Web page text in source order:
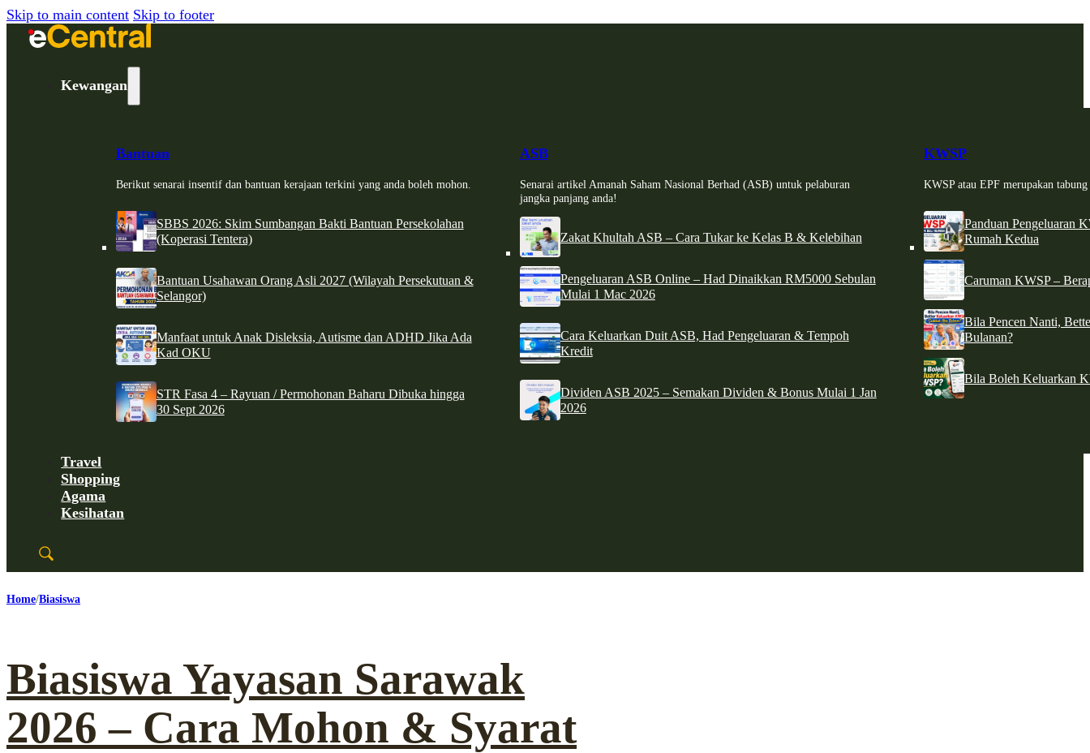
Skip to main content Skip to footer
Kewangan
Bantuan
Berikut senarai insentif dan bantuan kerajaan terkini yang anda boleh mohon.
SBBS 2026: Skim Sumbangan Bakti Bantuan Persekolahan
(Koperasi Tentera)
Bantuan Usahawan Orang Asli 2027 (Wilayah Persekutuan &
Selangor)
Manfaat untuk Anak Disleksia, Autisme dan ADHD Jika Ada
Kad OKU
STR Fasa 4 – Rayuan / Permohonan Baharu Dibuka hingga
30 Sept 2026
ASB
Senarai artikel Amanah Saham Nasional Berhad (ASB) untuk pelaburan
jangka panjang anda!
Zakat Khultah ASB – Cara Tukar ke Kelas B & Kelebihan
Pengeluaran ASB Online – Had Dinaikkan RM5000 Sebulan
Mulai 1 Mac 2026
Cara Keluarkan Duit ASB, Had Pengeluaran & Tempoh
Kredit
Dividen ASB 2025 – Semakan Dividen & Bonus Mulai 1 Jan
2026
KWSP
KWSP atau EPF merupakan
Panduan Pengeluaran
Rumah Kedua
Caruman KWSP –
Bila Pencen Nanti,
Bulanan?
Bila Boleh Keluarkan
Travel
Shopping
Agama
Kesihatan
Home Biasiswa
Biasiswa Yayasan Sarawak
2026 – Cara Mohon & Syarat